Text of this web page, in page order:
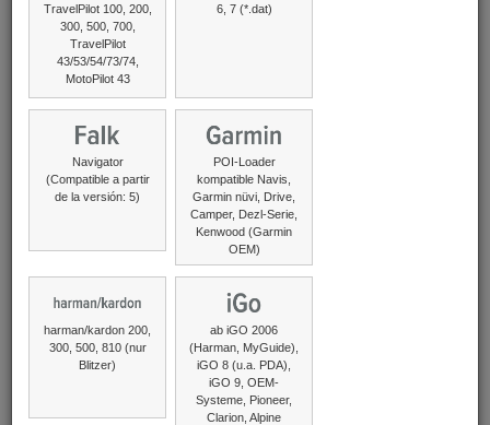
TravelPilot 100, 200,
300, 500, 700,
TravelPilot
43/53/54/73/74,
MotoPilot 43
6, 7 (*.dat)
Navigator
(Compatible a partir
de la versión: 5)
POI-Loader
kompatible Navis,
Garmin nüvi, Drive,
Camper, Dezl-Serie,
Kenwood (Garmin
OEM)
harman/kardon 200,
300, 500, 810 (nur
Blitzer)
ab iGO 2006
(Harman, MyGuide),
iGO 8 (u.a. PDA),
iGO 9, OEM-
Systeme, Pioneer,
Clarion, Alpine
Radares
POI Pilot connected
Servicio de
actualización
(Pago anual: 24,00 €)